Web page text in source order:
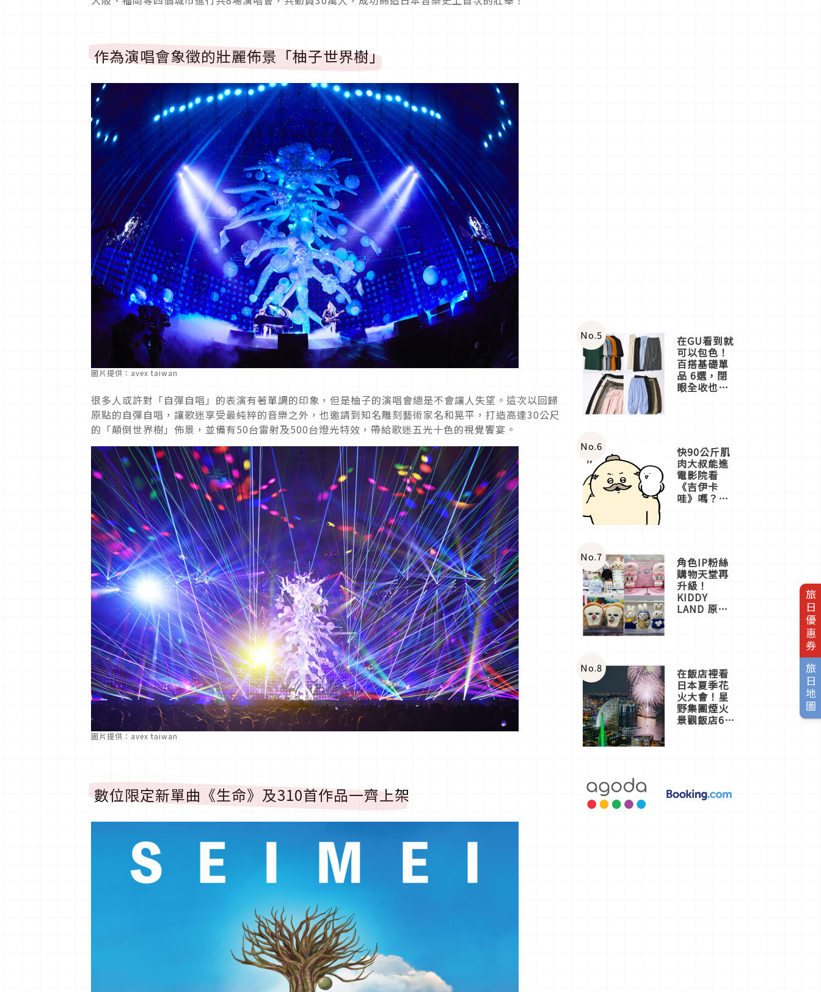
旅日優惠券
旅日地圖
作為演唱會象徵的壯麗佈景「柚子世界樹」
圖片提供：avex taiwan
很多人或許對「自彈自唱」的表演有著單調的印象，但是柚子的演唱會總是不會讓人失望。這次以回歸
原點的自彈自唱，讓歌迷享受最純粹的音樂之外，也邀請到知名雕刻藝術家名和晃平，打造高達30公尺
的「顛倒世界樹」佈景，並備有50台雷射及500台燈光特效，帶給歌迷五光十色的視覺饗宴。
圖片提供：avex taiwan
數位限定新單曲《生命》及310首作品一齊上架
No.5 在GU看到就
可以包色！
百搭基礎單
品 6選，閉
眼全收也不
No.6 快90公斤肌
肉大叔能進
電影院看
《吉伊卡
哇》嗎？日
一同給出了
答案
No.7 角色IP粉絲
購物天堂再
升級！
KIDDY
LAND 原宿
店3分即達
No.8 在飯店裡看
日本夏季花
火大會！星
野集團煙火
景觀飯店6